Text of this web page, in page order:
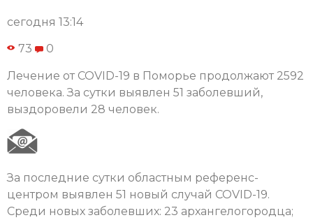
сегодня 13:14
73 0
Лечение от COVID-19 в Поморье продолжают 2592
человека. За сутки выявлен 51 заболевший,
выздоровели 28 человек.
За последние сутки областным референс-
центром выявлен 51 новый случай COVID-19.
Среди новых заболевших: 23 архангелогородца;